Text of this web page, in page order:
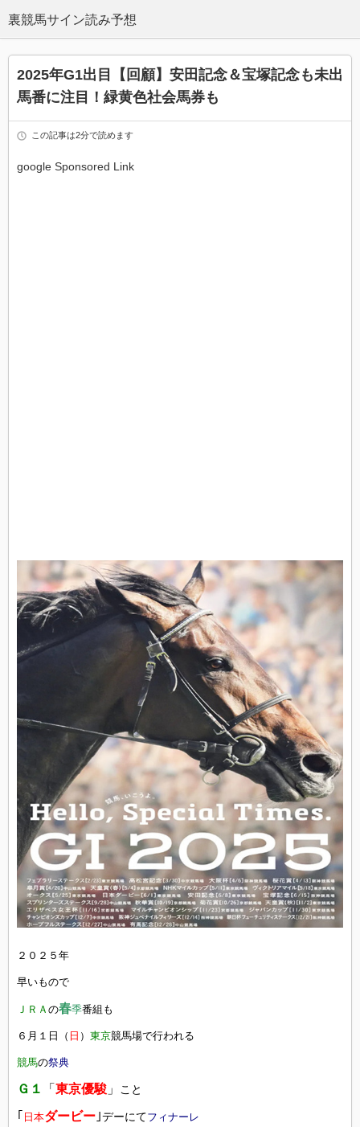
2025年G1出目【回顧】安田記念＆宝塚記念も未出
馬番に注目！緑黄色社会馬券も
この記事は2分で読めます
google Sponsored Link
２０２５年
早いもので
ＪＲＡ の春季番組も
６月１日（ 日 ） 東京競馬場で行われる
競馬の祭典
Ｇ１ 「 東京優駿 」 こと
｢ 日本ダービー ｣デーにてフィナーレ